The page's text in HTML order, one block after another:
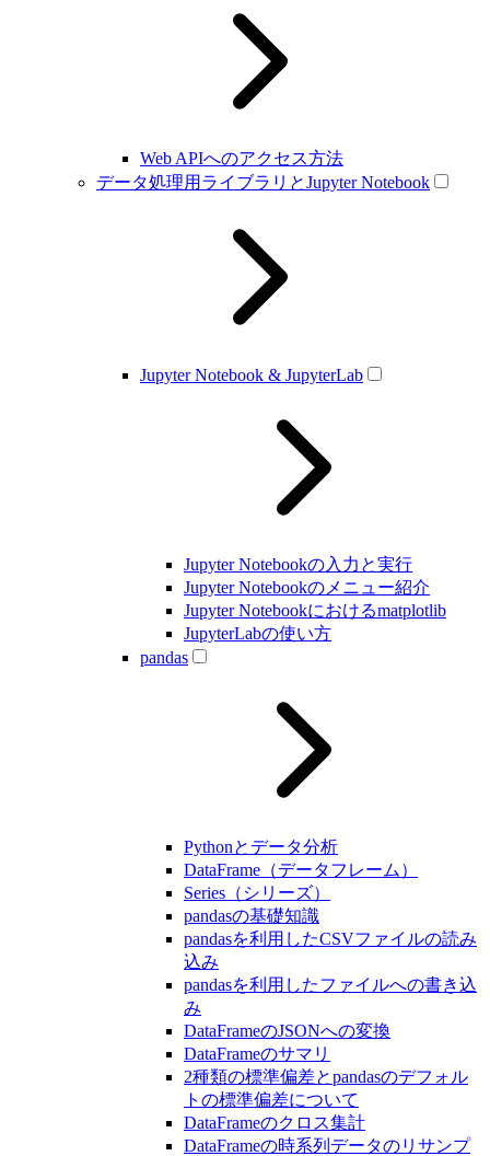
Web APIへのアクセス方法
データ処理用ライブラリとJupyter Notebook
Jupyter Notebook & JupyterLab
Jupyter Notebookの入力と実行
Jupyter Notebookのメニュー紹介
Jupyter Notebookにおけるmatplotlib
JupyterLabの使い方
pandas
Pythonとデータ分析
DataFrame（データフレーム）
Series（シリーズ）
pandasの基礎知識
pandasを利用したCSVファイルの読み
込み
pandasを利用したファイルへの書き込
み
DataFrameのJSONへの変換
DataFrameのサマリ
2種類の標準偏差とpandasのデフォル
トの標準偏差について
DataFrameのクロス集計
DataFrameの時系列データのリサンプ